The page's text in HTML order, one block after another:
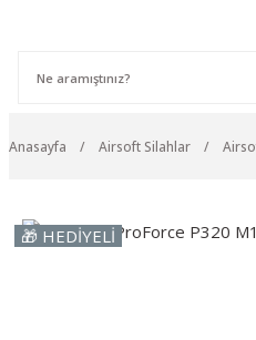
Anasayfa Airsoft Silahlar
🎁 HEDİYELİ